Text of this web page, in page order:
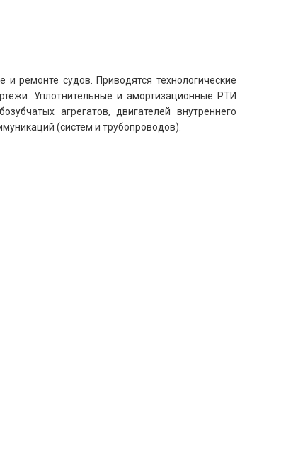
ремонте судов. Приводятся технологические
Уплотнительные и амортизационные РТИ
агрегатов, двигателей внутреннего
(систем и трубопроводов).